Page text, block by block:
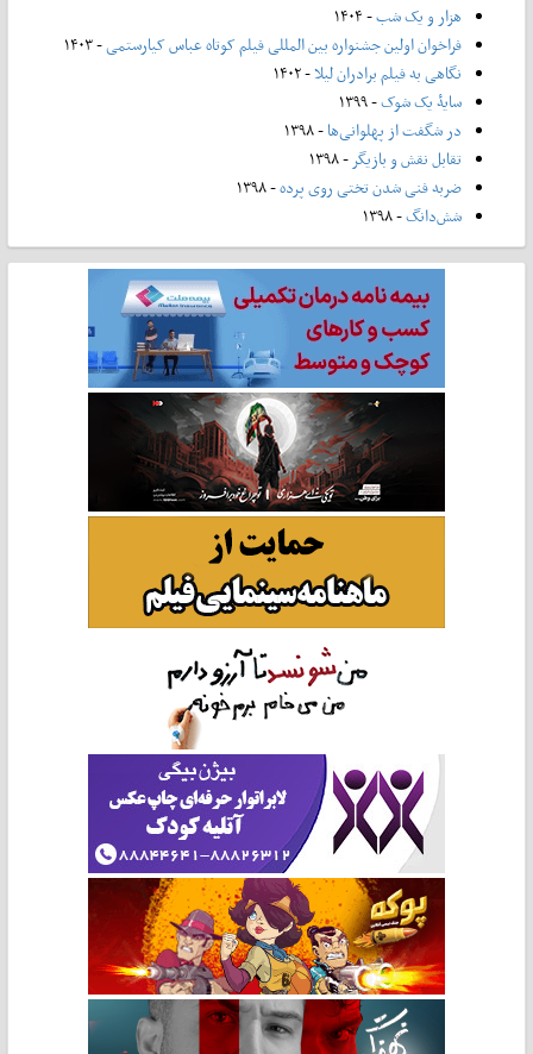
هزار و یک شب- ۱۴۰۴
فراخوان اولین جشنواره بین المللی فیلم کوتاه عباس کیارستمی- ۱۴۰۳
نگاهی به فیلم برادران لیلا- ۱۴۰۲
سایۀ یک شوک- ۱۳۹۹
در شگفت از پهلوانی‌ها- ۱۳۹۸
تقابل نقش و بازیگر- ۱۳۹۸
ضربه فنی شدن تختی روی پرده- ۱۳۹۸
شش‌دانگ- ۱۳۹۸